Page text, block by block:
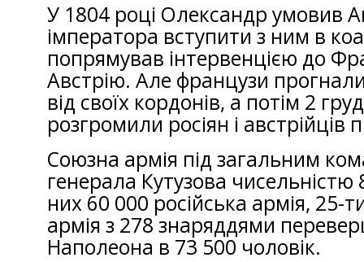
У 1804 році Олександр умовив
імператора вступити з ним в
попрямував інтервенцією до
Австрію. Але французи
від своїх кордонів, а потім 2
розгромили росіян і австрійців
Союзна армія під загальним
генерала Кутузова чисельністю
них 60 000 російська армія, 25-
армія з 278 знаряддями
Наполеона в 73 500 чоловік.